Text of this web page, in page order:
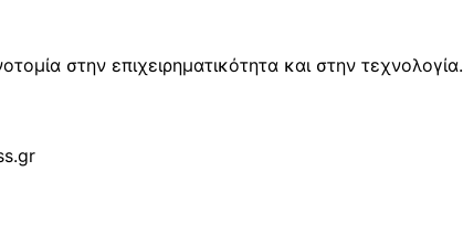
στην επιχειρηματικότητα και στην τεχνολογία.